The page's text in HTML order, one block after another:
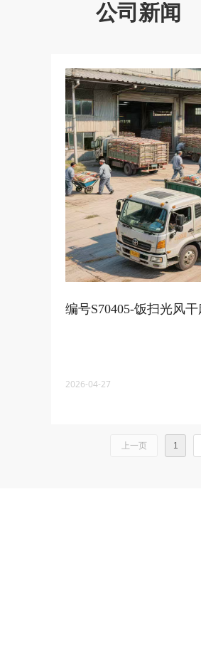
编号S70405-饭扫光风
2026-04-27
上一页 1
公司新闻